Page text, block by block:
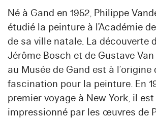
Né à Gand en 1952, Philippe
étudié la peinture à l’Académie
de sa ville natale. La découverte
Jérôme Bosch et de Gustave
au Musée de Gand est à l’origine
fascination pour la peinture. En
premier voyage à New York, il
impressionné par les œuvres de